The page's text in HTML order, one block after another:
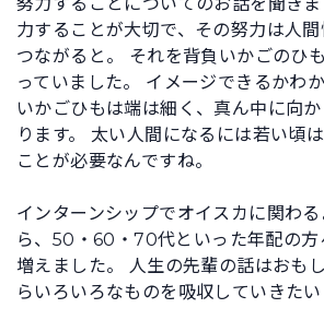
力することが大切で、その努力は人
つながると。 それを背負いかごのひ
っていました。 イメージできるかわ
いかごひもは端は細く、真ん中に向
ります。 太い人間になるには若い頃
ことが必要なんですね。
インターンシップでオイスカに関わ
ら、50・60・70代といった年配の方
増えました。 人生の先輩の話はおも
らいろいろなものを吸収していきたい